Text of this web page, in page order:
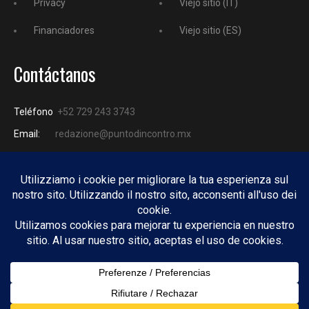
Privacy
Financiadores
Viejo sitio (IT)
Viejo sitio (ES)
Contáctanos
Teléfono +52 729 243 3743
Email:
redazione@puntodincontro.mx
PUNTODINCONTRO
Copyright © 2025 Puntodincontro